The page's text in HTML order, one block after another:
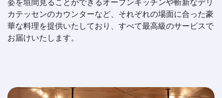
カテッセンのカウンターなど、それぞれの場面に合った豪
華な料理を提供いたしており、すべて最高級のサービスで
お届けいたします。